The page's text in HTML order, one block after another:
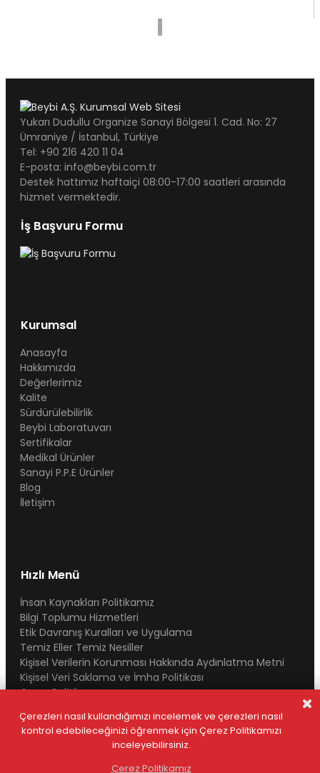
Yukarı Dudullu Organize Sanayi Bölgesi 1. Cad. No: 27
Ümraniye / İstanbul, Türkiye
Tel: +90 216 420 11 04
E-posta: info@beybi.com.tr
Destek hattımız haftaiçi 08:00-17:00 saatleri arasında
hizmet vermektedir.
İş Başvuru Formu
Kurumsal
Anasayfa
Hakkımızda
Değerlerimiz
Kalite
Sürdürülebilirlik
Beybi Laboratuvarı
Sertifikalar
Medikal Ürünler
Sanayi P.P.E Ürünler
Blog
İletişim
Hızlı Menü
İnsan Kaynakları Politikamız
Bilgi Toplumu Hizmetleri
Etik Davranış Kuralları ve Uygulama
Temiz Eller Temiz Nesiller
Kişisel Verilerin Korunması Hakkında Aydınlatma Metni
Kişisel Veri Saklama ve İmha Politikası
Çerez Politikası
© 2025 Tüm Hakları Saklıdır. İçeriklerin kopyalanması halinde
yasal süreçlere başvurulacaktır.
Çerezleri nasıl kullandığımızı incelemek ve çerezleri nasıl
kontrol edebileceğinizi öğrenmek için Çerez Politikamızı
inceleyebilirsiniz.
Çerez Politikamız